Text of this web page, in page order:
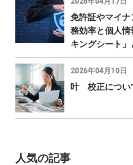
免許証やマイ
務効率と個人
キングシート」
2026年04月10日
叶 校正につい
人気の記事